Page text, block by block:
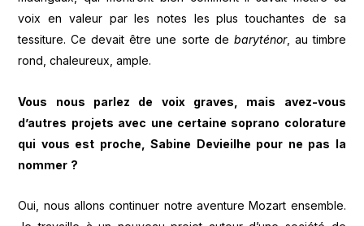
voix en valeur par les notes les plus touchantes de sa
tessiture. Ce devait être une sorte de baryténor, au timbre
rond, chaleureux, ample.
Vous nous parlez de voix graves, mais avez-vous
d’autres projets avec une certaine soprano colorature
qui vous est proche, Sabine Devieilhe pour ne pas la
nommer ?
Oui, nous allons continuer notre aventure Mozart ensemble.